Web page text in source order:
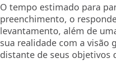
O tempo estimado para
preenchimento, o
levantamento, além de
sua realidade com a visão
distante de seus objetivos